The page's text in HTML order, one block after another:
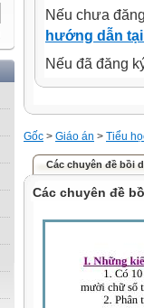
Nếu chưa
hướng dẫn
Nếu đã đăng
Gốc > Giáo án > Tiểu
Các chuyên đề bồi
Các chuyên đề